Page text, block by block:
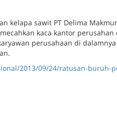
kelapa sawit PT Delima
kaca kantor
perusahaan di
2013/09/24/ratusan-buruh-